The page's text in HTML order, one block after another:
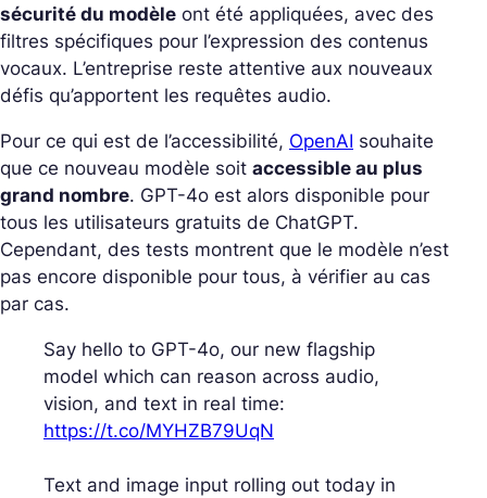
sécurité du modèle ont été appliquées, avec des
filtres spécifiques pour l’expression des contenus
vocaux. L’entreprise reste attentive aux nouveaux
défis qu’apportent les requêtes audio.
Pour ce qui est de l’accessibilité, OpenAI souhaite
que ce nouveau modèle soit accessible au plus
grand nombre. GPT-4o est alors disponible pour
tous les utilisateurs gratuits de ChatGPT.
Cependant, des tests montrent que le modèle n’est
pas encore disponible pour tous, à vérifier au cas
par cas.
Say hello to GPT-4o, our new flagship
model which can reason across audio,
vision, and text in real time:
https://t.co/MYHZB79UqN
Text and image input rolling out today in